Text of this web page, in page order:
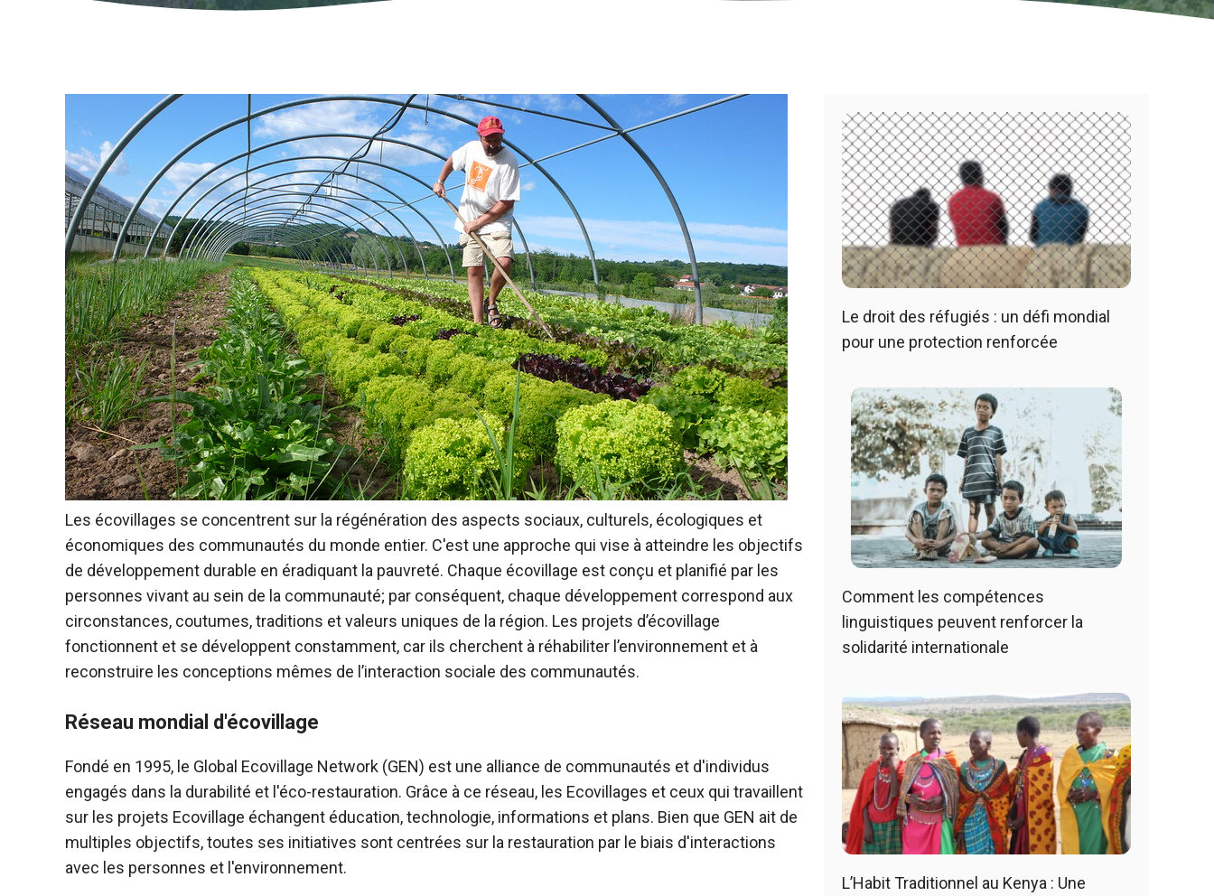
Les écovillages se concentrent sur la régénération des aspects sociaux, culturels, écologiques et
économiques des communautés du monde entier. C'est une approche qui vise à atteindre les objectifs
de développement durable en éradiquant la pauvreté. Chaque écovillage est conçu et planifié par les
personnes vivant au sein de la communauté; par conséquent, chaque développement correspond aux
circonstances, coutumes, traditions et valeurs uniques de la région. Les projets d’écovillage
fonctionnent et se développent constamment, car ils cherchent à réhabiliter l’environnement et à
reconstruire les conceptions mêmes de l’interaction sociale des communautés.
Réseau mondial d'écovillage
Fondé en 1995, le Global Ecovillage Network (GEN) est une alliance de communautés et d'individus
engagés dans la durabilité et l'éco-restauration. Grâce à ce réseau, les Ecovillages et ceux qui travaillent
sur les projets Ecovillage échangent éducation, technologie, informations et plans. Bien que GEN ait de
multiples objectifs, toutes ses initiatives sont centrées sur la restauration par le biais d'interactions
avec les personnes et l'environnement.
Le droit des réfugiés : un défi mondial
pour une protection renforcée
Comment les compétences
linguistiques peuvent renforcer la
solidarité internationale
L’Habit Traditionnel au Kenya : Une